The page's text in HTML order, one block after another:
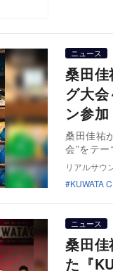
ニュース
桑田
グ大
ン参加
桑田佳祐
会”をテ
リアルサウ
KUWATA
ニュース
桑田
た『